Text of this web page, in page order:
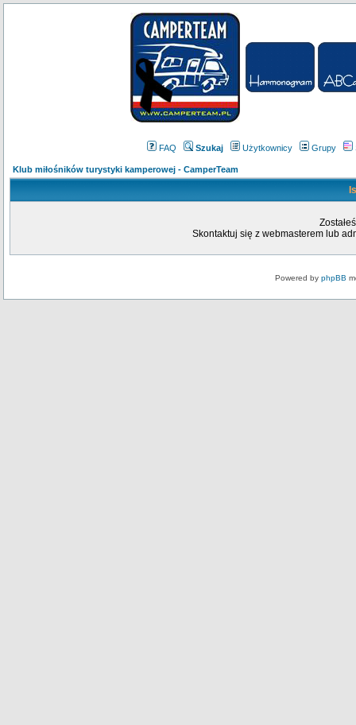
FAQ Szukaj Użytkownicy Grupy
Klub miłośników turystyki kamperowej - CamperTeam
Skontaktuj się z webmasterem lub
Powered by phpBB